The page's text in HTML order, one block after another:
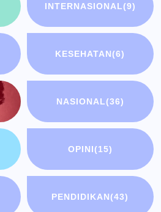
INTERNASIONAL(9)
KESEHATAN(6)
NASIONAL(36)
OPINI(15)
PENDIDIKAN(43)